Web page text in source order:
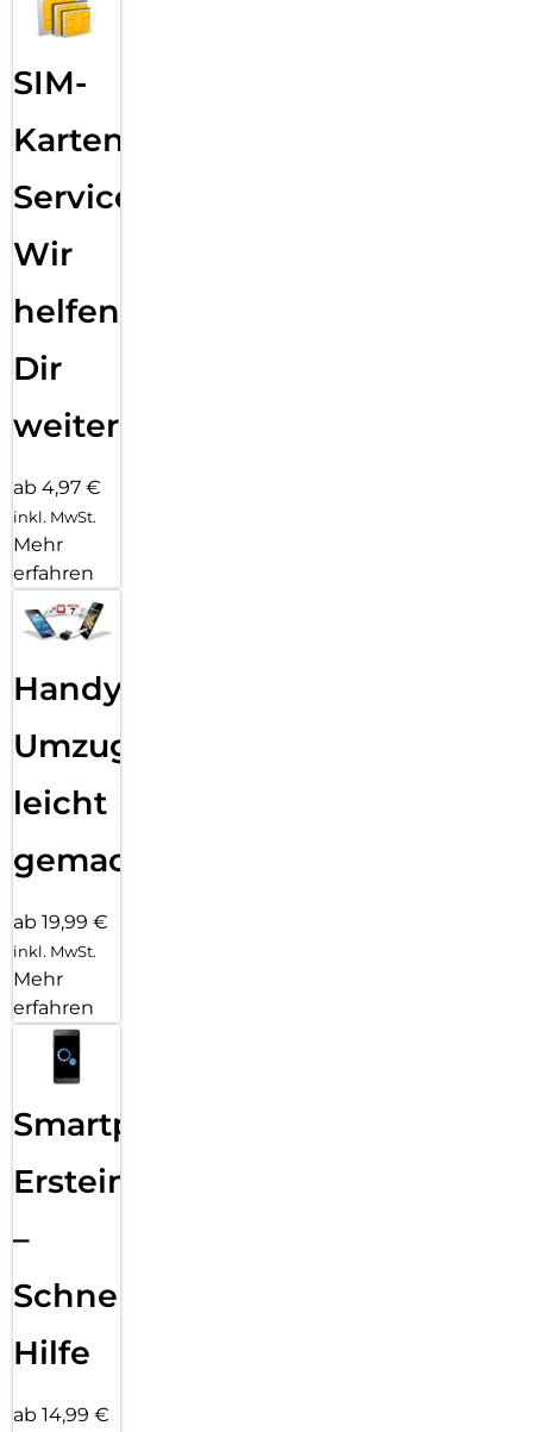
SIM-
Karten
Service:
Wir
helfen
Dir
weiter
ab 4,97 €
inkl. MwSt.
Mehr
erfahren
Handy
Umzug
leicht
gemacht!
ab 19,99 €
inkl. MwSt.
Mehr
erfahren
Smartphone
Ersteinrichtung
–
Schnelle
Hilfe
ab 14,99 €